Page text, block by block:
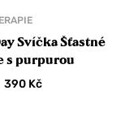
Svíčka Šťastné
s purpurou
390 Kč
10 %